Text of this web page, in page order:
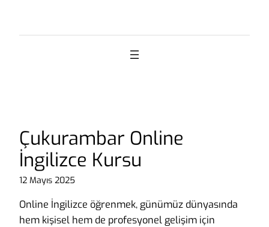
Çukurambar Online
İngilizce Kursu
12 Mayıs 2025
Online İngilizce öğrenmek, günümüz dünyasında
hem kişisel hem de profesyonel gelişim için